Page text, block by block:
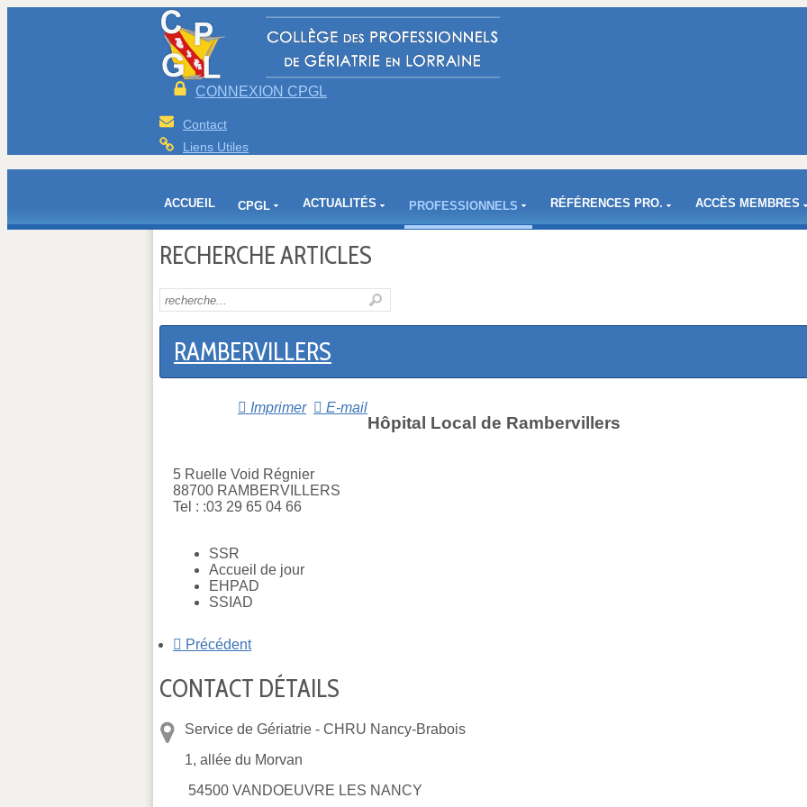
CONNEXION CPGL
Contact
Liens Utiles
ACCUEIL CPGL ACTUALITÉS PROFESSIONNELS RÉFÉRENCES PRO. ACCÈS MEMBRES
RECHERCHE ARTICLES
RAMBERVILLERS
Imprimer E-mail
Hôpital Local de Rambervillers
5 Ruelle Void Régnier
88700 RAMBERVILLERS
Tel : :03 29 65 04 66
SSR
Accueil de jour
EHPAD
SSIAD
Précédent
CONTACT DÉTAILS
Service de Gériatrie - CHRU Nancy-Brabois
1, allée du Morvan
54500 VANDOEUVRE LES NANCY